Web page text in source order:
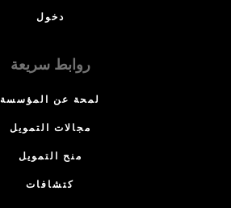
دخول
روابط سريعة
لمحة عن المؤسسة
مجالات التمويل
منح التمويل
كتشافات